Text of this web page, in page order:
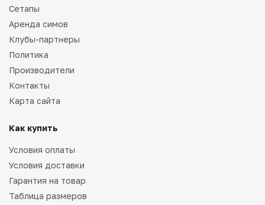
Сетапы
Аренда симов
Клубы-партнеры
Политика
Производители
Контакты
Карта сайта
Как купить
Условия оплаты
Условия доставки
Гарантия на товар
Таблица размеров